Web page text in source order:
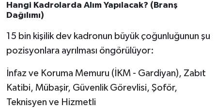
Hangi Kadrolarda Alım Yapılacak? (Branş
Dağılımı)
15 bin kişilik dev kadronun büyük çoğunluğunun şu
pozisyonlara ayrılması öngörülüyor:
İnfaz ve Koruma Memuru (İKM - Gardiyan), Zabıt
Katibi, Mübaşir, Güvenlik Görevlisi, Şoför,
Teknisyen ve Hizmetli
Sındırgı
SPOR
Susurluk